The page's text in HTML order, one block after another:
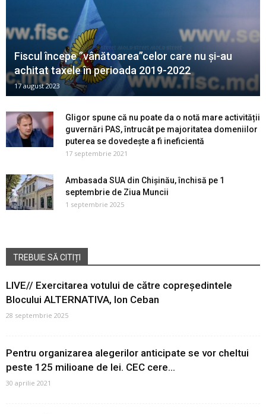
Fiscul începe ”vânătoarea”celor care nu și-au
achitat taxele în perioada 2019-2022
17 august 2023
Gligor spune că nu poate da o notă mare activității
guvernări PAS, întrucât pe majoritatea domeniilor
puterea se dovedește a fi ineficientă
17 septembrie 2021
Ambasada SUA din Chișinău, închisă pe 1
septembrie de Ziua Muncii
1 septembrie 2025
TREBUIE SĂ CITIȚI
LIVE// Exercitarea votului de către copreședintele
Blocului ALTERNATIVA, Ion Ceban
28 septembrie 2025
Pentru organizarea alegerilor anticipate se vor cheltui
peste 125 milioane de lei. CEC cere...
30 aprilie 2021